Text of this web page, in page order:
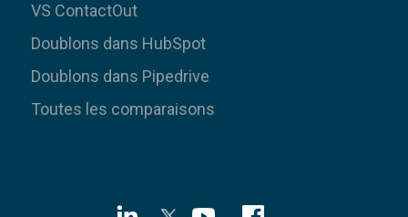
VS ContactOut
Doublons dans HubSpot
Doublons dans Pipedrive
Toutes les comparaisons